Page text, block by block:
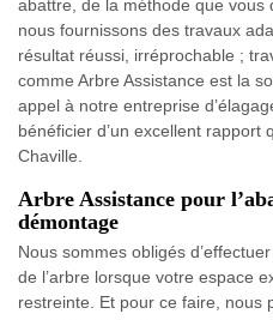
abattre, de la méthode que vous
nous fournissons des travaux
résultat réussi, irréprochable ;
comme Arbre Assistance est la
appel à notre entreprise
bénéficier d’un excellent rapport
Chaville.
Arbre Assistance pour
démontage
Nous sommes obligés
de l’arbre lorsque votre espace
restreinte. Et pour ce faire, nous